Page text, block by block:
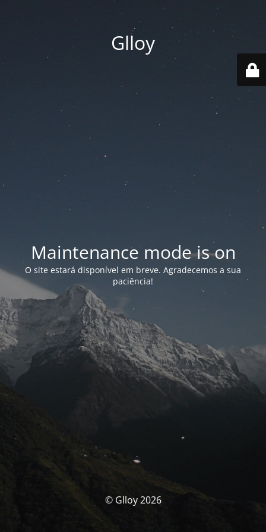
Glloy
Maintenance mode is on
O site estará disponível em breve. Agradecemos a sua
paciência!
© Glloy 2026